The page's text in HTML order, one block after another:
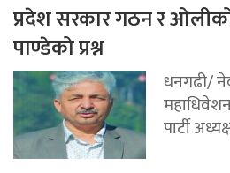
प्रदेश सरकार गठन र
पाण्डेको प्रश्न
धनगढी/
पार्टी